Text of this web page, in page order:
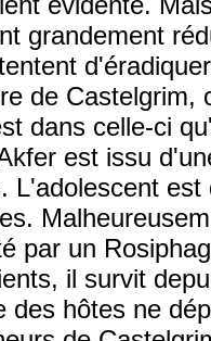
grandement
de Castelgrim,
dans celle-ci
est issu
L'adolescent
par un
il survit
des hôtes ne